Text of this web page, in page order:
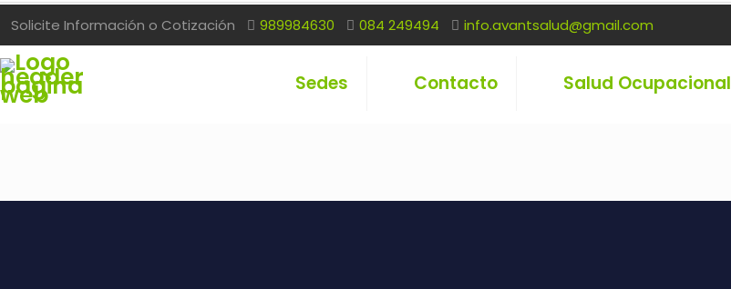
Solicite Información o Cotización 989984630 084 249494 info.avantsalud@gmail.com
Sedes Contacto Salud Ocupacional